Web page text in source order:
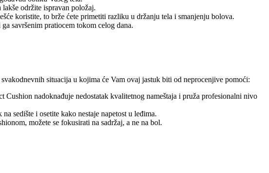
održite ispravan položaj.
koristite, to brže ćete primetiti razliku u držanju tela i smanjenju bolova.
savršenim pratiocem tokom celog dana.
situacija u kojima će Vam ovaj jastuk biti od neprocenjive pomoći:
nadoknađuje nedostatak kvalitetnog nameštaja i pruža profesionalni nivo
sedište i osetite kako nestaje napetost u leđima.
možete se fokusirati na sadržaj, a ne na bol.